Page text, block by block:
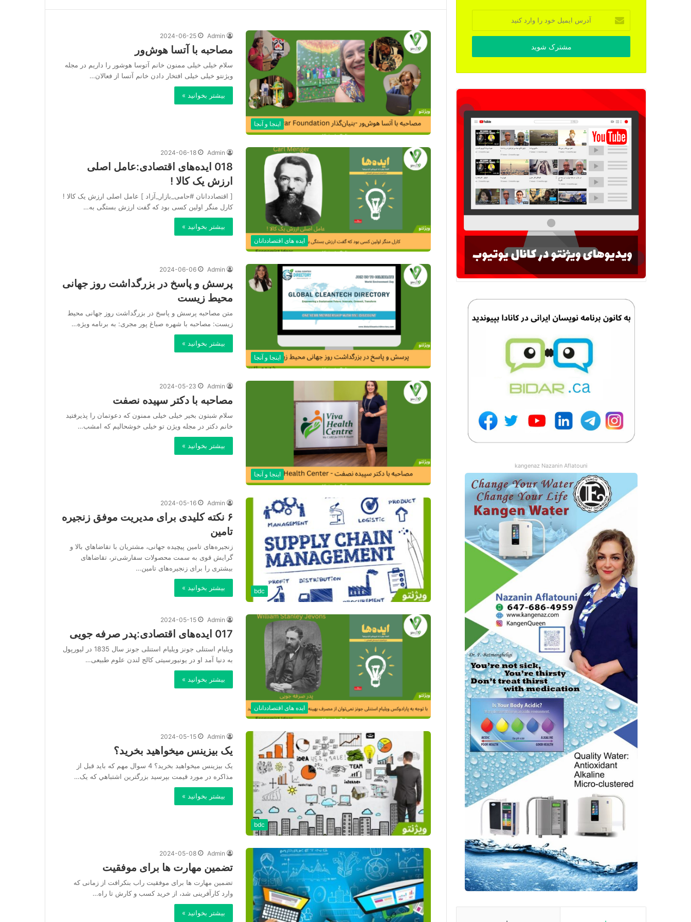
اینجا و آنجا
Admin
2024-06-25
مصاحبه با آتسا هوش‌ور
سلام خیلی خیلی ممنون خانم آتوسا هوشور را داریم در مجله
ویژنتو خیلی خیلی افتخار دادن خانم آتسا از فعالان…
بیشتر بخوانید »
ایده های اقتصاددانان
Admin
2024-06-18
018 ایده‌های اقتصادی:عامل اصلی
ارزش یک کالا !
[ اقتصاددانان #حامی_بازار_آزاد ] عامل اصلی ارزش یک کالا !
کارل منگر اولین کسی بود که گفت ارزش بستگی به…
بیشتر بخوانید »
اینجا و آنجا
Admin
2024-06-06
پرسش و پاسخ در بزرگداشت روز جهانی
محیط زیست
متن مصاحبه پرسش و پاسخ در بزرگداشت روز جهانی محیط
زیست: مصاحبه با شهره صباغ پور مجری: به برنامه ویژه…
بیشتر بخوانید »
اینجا و آنجا
Admin
2024-05-23
مصاحبه با دکتر سپیده نصفت
سلام شبتون بخیر خیلی خیلی ممنون که دعوتمان را پذیرفتید
خانم دکتر در مجله ویژن تو خیلی خوشحالیم که امشب…
بیشتر بخوانید »
bdc
Admin
2024-05-16
۶ نکته کلیدی برای مدیریت موفق زنجیره
تامین
زنجیره‌های تامین پیچیده جهانی، مشتریان با تقاضاهاي بالا و
گرایش قوی به سمت محصولات سفارشی‌تر، تقاضاهای
بیشتری را برای زنجیره‌های تامین…
بیشتر بخوانید »
ایده های اقتصاددانان
Admin
2024-05-15
017 ایده‌های اقتصادی:پدر صرفه جویی
ویلیام استنلی جونز ویلیام استنلی جونز سال 1835 در لیورپول
به دنیا آمد او در یونیورسیتی کالج لندن علوم طبیعی…
بیشتر بخوانید »
bdc
Admin
2024-05-15
یک بیزینس میخواهید بخرید؟
یک بیزینس میخواهید بخرید؟ 4 سوال مهم که بايد قبل از
مذاکره در مورد قيمت بپرسيد بزرگترين اشتباهي که يک…
بیشتر بخوانید »
Admin
2024-05-08
تضمین مهارت ها برای موفقیت
تضمین مهارت ها برای موفقیت راب بنکرافت از زمانی که
وارد کارآفرینی شد، از خرید کسب و کارش تا راه…
بیشتر بخوانید »
ایمیل
خود
وارد
kangenaz Nazanin Aflatouni